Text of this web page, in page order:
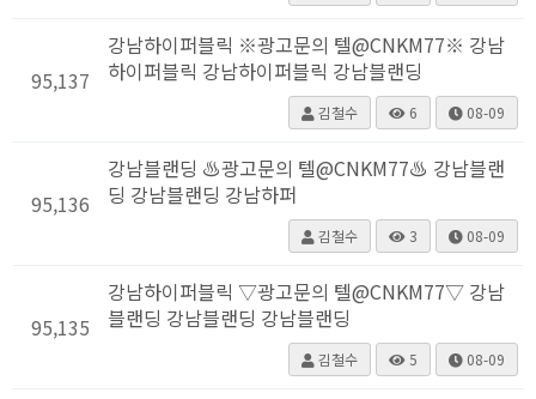
95,137
강남하이퍼블릭 ※광고문의 텔@CNKM77※ 강남
하이퍼블릭 강남하이퍼블릭 강남블랜딩
김철수 6 08-09
95,136
강남블랜딩 ♨광고문의 텔@CNKM77♨ 강남블랜
딩 강남블랜딩 강남하퍼
김철수 3 08-09
95,135
강남하이퍼블릭 ▽광고문의 텔@CNKM77▽ 강남
블랜딩 강남블랜딩 강남블랜딩
김철수 5 08-09